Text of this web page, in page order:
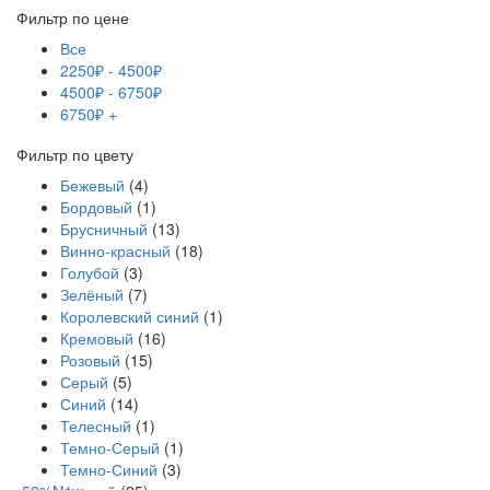
Фильтр по цене
Все
2250₽ - 4500₽
4500₽ - 6750₽
6750₽ +
Фильтр по цвету
Бежевый (4)
Бордовый (1)
Брусничный (13)
Винно-красный (18)
Голубой (3)
Зелёный (7)
Королевский синий (1)
Кремовый (16)
Розовый (15)
Серый (5)
Синий (14)
Телесный (1)
Темно-Серый (1)
Темно-Синий (3)